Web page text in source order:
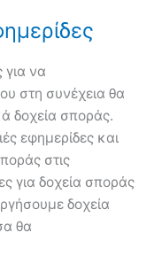
να
στη συνέχεια θα
δοχεία σποράς.
εφημερίδες και
στις
για δοχεία σποράς
δοχεία
θα